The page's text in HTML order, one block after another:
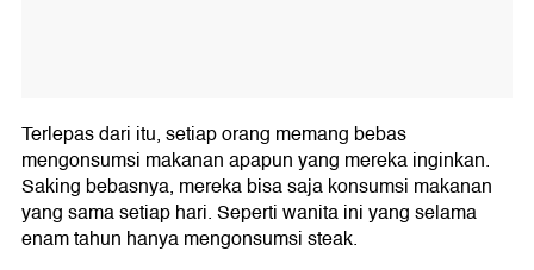
Terlepas dari itu, setiap orang memang bebas
mengonsumsi makanan apapun yang mereka inginkan.
Saking bebasnya, mereka bisa saja konsumsi makanan
yang sama setiap hari. Seperti wanita ini yang selama
enam tahun hanya mengonsumsi steak.